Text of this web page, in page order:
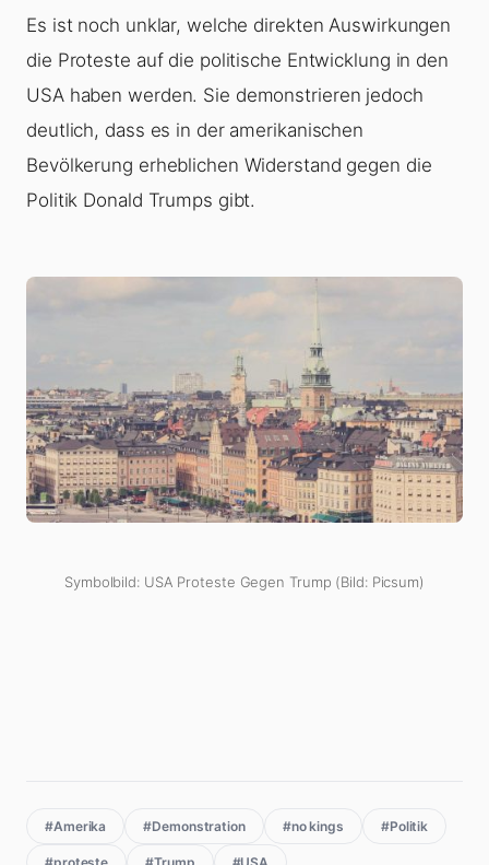
Es ist noch unklar, welche direkten Auswirkungen
die Proteste auf die politische Entwicklung in den
USA haben werden. Sie demonstrieren jedoch
deutlich, dass es in der amerikanischen
Bevölkerung erheblichen Widerstand gegen die
Politik Donald Trumps gibt.
Symbolbild: USA Proteste Gegen Trump (Bild: Picsum)
#Amerika #Demonstration #no kings #Politik